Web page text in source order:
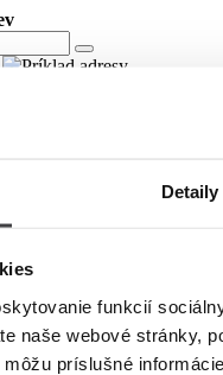
Detaily
funkcií
naše webové stránky,
príslušné